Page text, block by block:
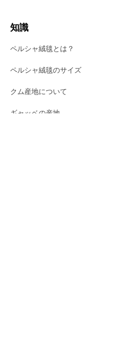
知識
ペルシャ絨毯とは？
ペルシャ絨毯のサイズ
クム産地について
ギャッベの産地